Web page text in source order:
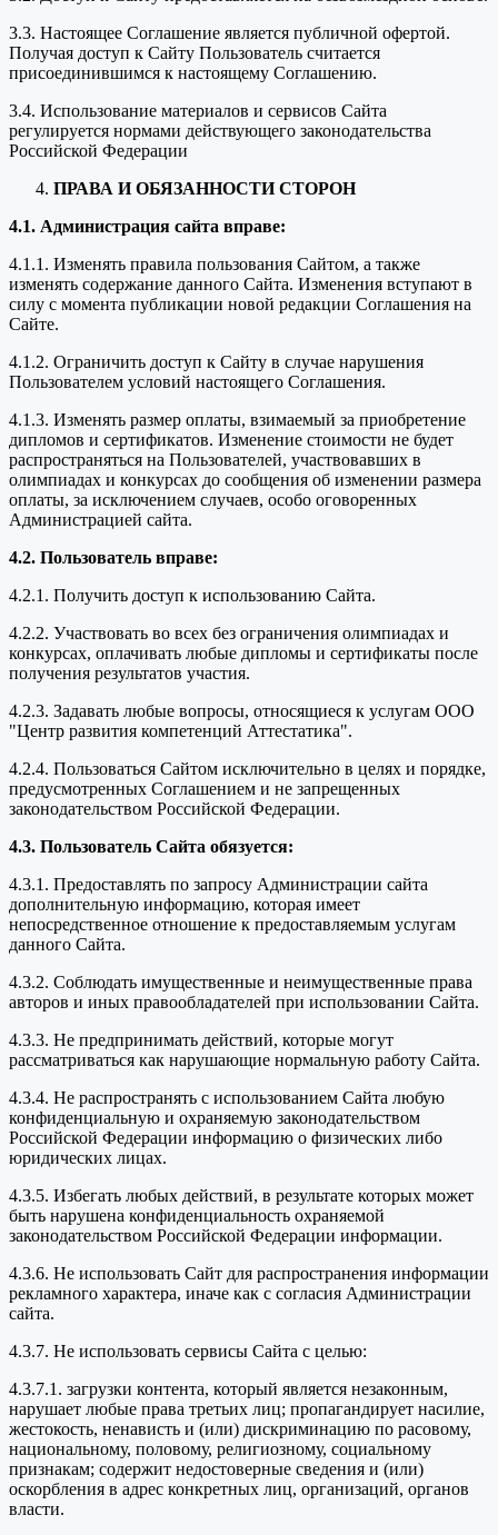
3.3. Настоящее Соглашение является публичной офертой.
Получая доступ к Сайту Пользователь считается
присоединившимся к настоящему Соглашению.
3.4. Использование материалов и сервисов Сайта
регулируется нормами действующего законодательства
Российской Федерации
ПРАВА И ОБЯЗАННОСТИ СТОРОН
4.1. Администрация сайта вправе:
4.1.1. Изменять правила пользования Сайтом, а также
изменять содержание данного Сайта. Изменения вступают в
силу с момента публикации новой редакции Соглашения на
Сайте.
4.1.2. Ограничить доступ к Сайту в случае нарушения
Пользователем условий настоящего Соглашения.
4.1.3. Изменять размер оплаты, взимаемый за приобретение
дипломов и сертификатов. Изменение стоимости не будет
распространяться на Пользователей, участвовавших в
олимпиадах и конкурсах до сообщения об изменении размера
оплаты, за исключением случаев, особо оговоренных
Администрацией сайта.
4.2. Пользователь вправе:
4.2.1. Получить доступ к использованию Сайта.
4.2.2. Участвовать во всех без ограничения олимпиадах и
конкурсах, оплачивать любые дипломы и сертификаты после
получения результатов участия.
4.2.3. Задавать любые вопросы, относящиеся к услугам ООО
"Центр развития компетенций Аттестатика".
4.2.4. Пользоваться Сайтом исключительно в целях и порядке,
предусмотренных Соглашением и не запрещенных
законодательством Российской Федерации.
4.3. Пользователь Сайта обязуется:
4.3.1. Предоставлять по запросу Администрации сайта
дополнительную информацию, которая имеет
непосредственное отношение к предоставляемым услугам
данного Сайта.
4.3.2. Соблюдать имущественные и неимущественные права
авторов и иных правообладателей при использовании Сайта.
4.3.3. Не предпринимать действий, которые могут
рассматриваться как нарушающие нормальную работу Сайта.
4.3.4. Не распространять с использованием Сайта любую
конфиденциальную и охраняемую законодательством
Российской Федерации информацию о физических либо
юридических лицах.
4.3.5. Избегать любых действий, в результате которых может
быть нарушена конфиденциальность охраняемой
законодательством Российской Федерации информации.
4.3.6. Не использовать Сайт для распространения информации
рекламного характера, иначе как с согласия Администрации
сайта.
4.3.7. Не использовать сервисы Сайта с целью:
4.3.7.1. загрузки контента, который является незаконным,
нарушает любые права третьих лиц; пропагандирует насилие,
жестокость, ненависть и (или) дискриминацию по расовому,
национальному, половому, религиозному, социальному
признакам; содержит недостоверные сведения и (или)
оскорбления в адрес конкретных лиц, организаций, органов
власти.